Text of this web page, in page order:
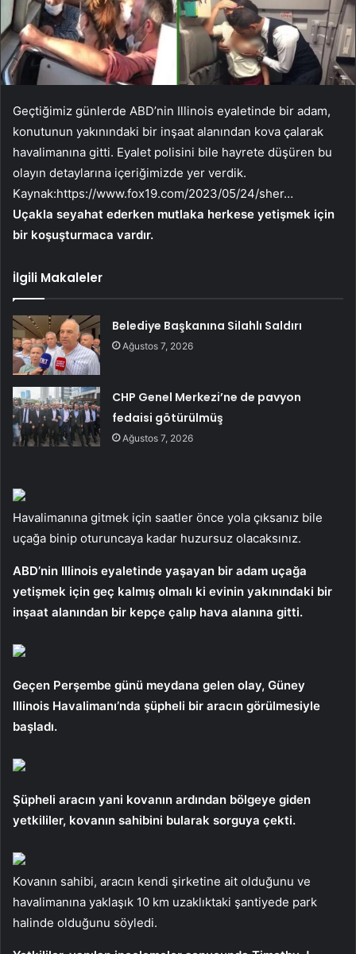
Geçtiğimiz günlerde ABD’nin Illinois eyaletinde bir adam,
konutunun yakınındaki bir inşaat alanından kova çalarak
havalimanına gitti. Eyalet polisini bile hayrete düşüren bu
olayın detaylarına içeriğimizde yer verdik.
Kaynak:https://www.fox19.com/2023/05/24/sher…
Uçakla seyahat ederken mutlaka herkese yetişmek için
bir koşuşturmaca vardır.
İlgili Makaleler
Belediye Başkanına Silahlı Saldırı
Ağustos 7, 2026
CHP Genel Merkezi’ne de pavyon
fedaisi götürülmüş
Ağustos 7, 2026
Havalimanına gitmek için saatler önce yola çıksanız bile
uçağa binip oturuncaya kadar huzursuz olacaksınız.
ABD’nin Illinois eyaletinde yaşayan bir adam uçağa
yetişmek için geç kalmış olmalı ki evinin yakınındaki bir
inşaat alanından bir kepçe çalıp hava alanına gitti.
Geçen Perşembe günü meydana gelen olay, Güney
Illinois Havalimanı’nda şüpheli bir aracın görülmesiyle
başladı.
Şüpheli aracın yani kovanın ardından bölgeye giden
yetkililer, kovanın sahibini bularak sorguya çekti.
Kovanın sahibi, aracın kendi şirketine ait olduğunu ve
havalimanına yaklaşık 10 km uzaklıktaki şantiyede park
halinde olduğunu söyledi.